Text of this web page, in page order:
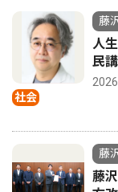
社会
藤
人
民
藤
藤